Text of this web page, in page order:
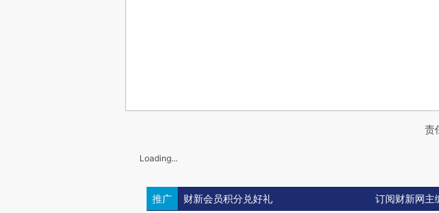
责
Loading...
推广 财新会员积分兑好礼 订阅财新网主